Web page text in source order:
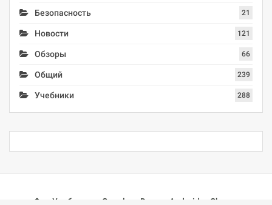
Безопасность 21
Новости 121
Обзоры 66
Общий 239
Учебники 288
Учебники Google Docs Android Chrome